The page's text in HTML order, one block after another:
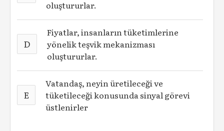
oluştururlar.
D
Fiyatlar, insanların tüketimlerine
yönelik teşvik mekanizması
oluştururlar.
E
Vatandaş, neyin üretileceği ve
tüketileceği konusunda sinyal görevi
üstlenirler